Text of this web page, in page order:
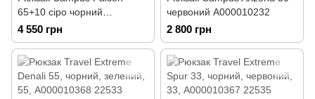
65+10 сіро чорний
А000009050
4 550 грн
червоний А000010232
2 800 грн